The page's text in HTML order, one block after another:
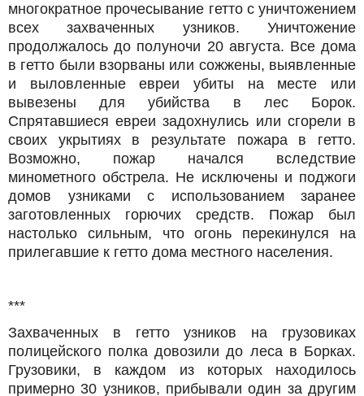
многократное прочесывание гетто с уничтожением
всех захваченных узников. Уничтожение
продолжалось до полуночи 20 августа. Все дома
в гетто были взорваны или сожжены, выявленные
и выловленные евреи убиты на месте или
вывезены для убийства в лес Борок.
Спрятавшиеся евреи задохнулись или сгорели в
своих укрытиях в результате пожара в гетто.
Возможно, пожар начался вследствие
минометного обстрела. Не исключены и поджоги
домов узниками с использованием заранее
заготовленных горючих средств. Пожар был
настолько сильным, что огонь перекинулся на
прилегавшие к гетто дома местного населения.
***
Захваченных в гетто узников на грузовиках
полицейского полка довозили до леса в Борках.
Грузовики, в каждом из которых находилoсь
примерно 30 узников, прибывали один за другим